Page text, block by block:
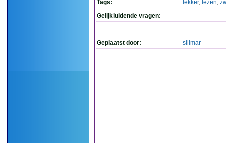
Tags: lekker, lezen,
Gelijkluidende vragen:
Geplaatst door: silimar